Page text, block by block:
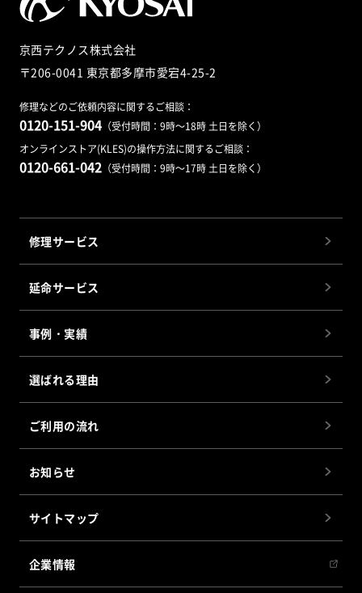
京西テクノス株式会社
〒206-0041 東京都多摩市愛宕4-25-2
修理などのご依頼内容に関するご相談：
0120-151-904 （受付時間：9時～18時 土日を除く）
オンラインストア(KLES)の操作方法に関するご相談：
0120-661-042 （受付時間：9時～17時 土日を除く）
修理サービス
延命サービス
事例・実績
選ばれる理由
ご利用の流れ
お知らせ
サイトマップ
企業情報